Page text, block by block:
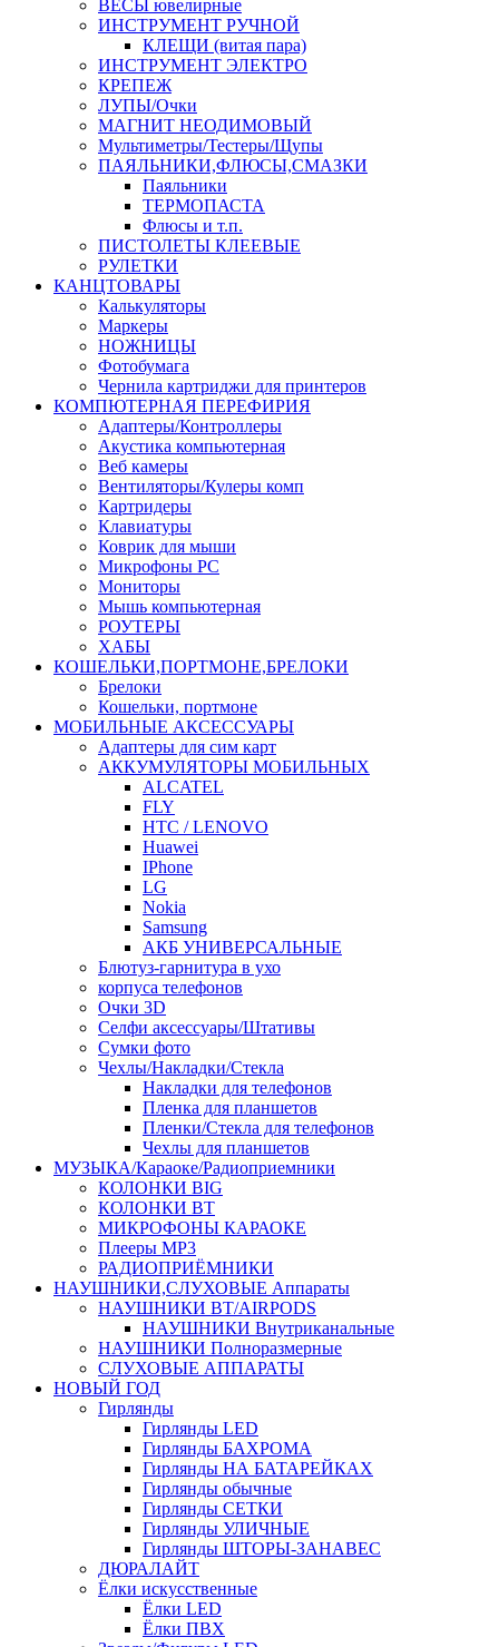
ВЕСЫ ювелирные
ИНСТРУМЕНТ РУЧНОЙ
КЛЕЩИ (витая пара)
ИНСТРУМЕНТ ЭЛЕКТРО
КРЕПЕЖ
ЛУПЫ/Очки
МАГНИТ НЕОДИМОВЫЙ
Мультиметры/Тестеры/Щупы
ПАЯЛЬНИКИ,ФЛЮСЫ,СМАЗКИ
Паяльники
ТЕРМОПАСТА
Флюсы и т.п.
ПИСТОЛЕТЫ КЛЕЕВЫЕ
РУЛЕТКИ
КАНЦТОВАРЫ
Калькуляторы
Маркеры
НОЖНИЦЫ
Фотобумага
Чернила картриджи для принтеров
КОМПЮТЕРНАЯ ПЕРЕФИРИЯ
Адаптеры/Контроллеры
Акустика компьютерная
Веб камеры
Вентиляторы/Кулеры комп
Картридеры
Клавиатуры
Коврик для мыши
Микрофоны PC
Мониторы
Мышь компьютерная
РОУТЕРЫ
ХАБЫ
КОШЕЛЬКИ,ПОРТМОНЕ,БРЕЛОКИ
Брелоки
Кошельки, портмоне
МОБИЛЬНЫЕ АКСЕССУАРЫ
Адаптеры для сим карт
АККУМУЛЯТОРЫ МОБИЛЬНЫХ
ALCATEL
FLY
HTC / LENOVO
Huawei
IPhone
LG
Nokia
Samsung
АКБ УНИВЕРСАЛЬНЫЕ
Блютуз-гарнитура в ухо
корпуса телефонов
Очки 3D
Селфи аксессуары/Штативы
Сумки фото
Чехлы/Накладки/Стекла
Накладки для телефонов
Пленка для планшетов
Пленки/Стекла для телефонов
Чехлы для планшетов
МУЗЫКА/Караоке/Радиоприемники
КОЛОНКИ BIG
КОЛОНКИ BT
МИКРОФОНЫ КАРАОКЕ
Плееры MP3
РАДИОПРИЁМНИКИ
НАУШНИКИ,СЛУХОВЫЕ Аппараты
НАУШНИКИ BT/AIRPODS
НАУШНИКИ Внутриканальные
НАУШНИКИ Полноразмерные
СЛУХОВЫЕ АППАРАТЫ
НОВЫЙ ГОД
Гирлянды
Гирлянды LED
Гирлянды БАХРОМА
Гирлянды НА БАТАРЕЙКАХ
Гирлянды обычные
Гирлянды СЕТКИ
Гирлянды УЛИЧНЫЕ
Гирлянды ШТОРЫ-ЗАНАВЕС
ДЮРАЛАЙТ
Ёлки искусственные
Ёлки LED
Ёлки ПВХ